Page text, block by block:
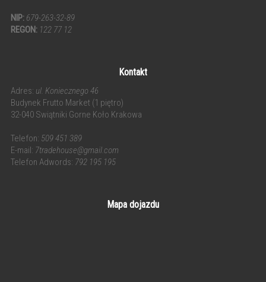
NIP: 679-263-32-89
REGON: 122 77 12
Kontakt
Adres: ul. Koniecznego 46
Budynek Frutto Market (1 piętro)
32-040 Swiątniki Gorne Koło Krakowa
Telefon: 509 451 389
E-mail: 7tradehouse@gmail.com
Telefon Adwords: 792 195 195
Mapa dojazdu